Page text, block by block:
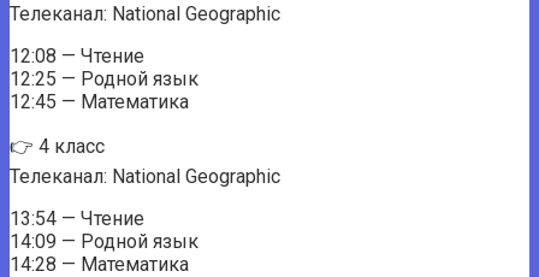
Телеканал: National Geographic
12:08 — Чтение
12:25 — Родной язык
12:45 — Математика
👉 4 класс
Телеканал: National Geographic
13:54 — Чтение
14:09 — Родной язык
14:28 — Математика